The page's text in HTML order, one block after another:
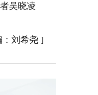
吴晓凌
：刘希尧 ]